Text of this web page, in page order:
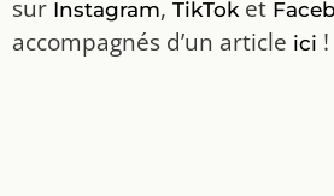
sur Instagram, TikToket
accompagnés d’un article ici !